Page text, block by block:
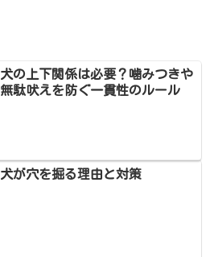
犬の上下関係は必要？噛みつきや
無駄吠えを防ぐ一貫性のルール
犬が穴を掘る理由と対策